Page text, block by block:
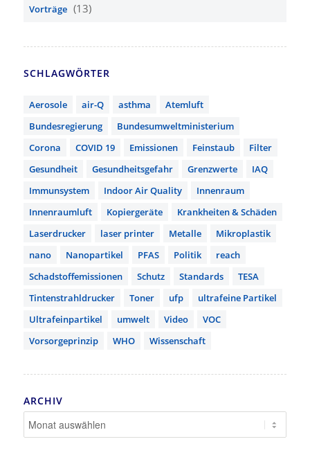
Vorträge (13)
SCHLAGWÖRTER
Aerosole air-Q asthma
Atemluft
Bundesregierung
Bundesumweltministerium
Corona
COVID 19 Emissionen Feinstaub
Filter
Gesundheit
Gesundheitsgefahr Grenzwerte
IAQ
Immunsystem
Indoor Air Quality
Innenraum
Innenraumluft
Kopiergeräte
Krankheiten & Schäden
Laserdrucker
laser printer Metalle
Mikroplastik
nano
Nanopartikel PFAS Politik
reach
Schadstoffemissionen
Schutz Standards
TESA
Tintenstrahldrucker
Toner ufp
ultrafeine Partikel
Ultrafeinpartikel
umwelt Video
VOC
Vorsorgeprinzip
WHO Wissenschaft
ARCHIV